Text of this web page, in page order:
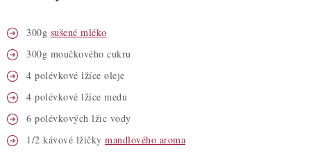
300g sušené mléko
300g moučkového cukru
4 polévkové lžíce oleje
4 polévkové lžíce medu
6 polévkových lžic vody
1/2 kávové lžičky mandlového aroma